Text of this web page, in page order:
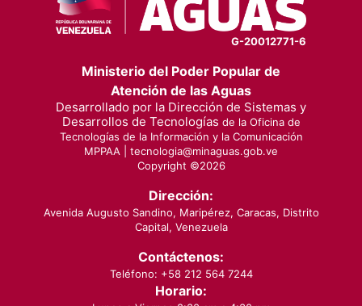
G-20012771-6
Ministerio del Poder Popular de
Atención de las Aguas
Desarrollado por la Dirección de Sistemas y
Desarrollos de Tecnologías de la Oficina de
Tecnologías de la Información y la Comunicación
MPPAA | tecnologia@minaguas.gob.ve
Copyright ©2026
Dirección:
Avenida Augusto Sandino, Maripérez, Caracas, Distrito
Capital, Venezuela
Contáctenos:
Teléfono: +58 212 564 7244
Horario: